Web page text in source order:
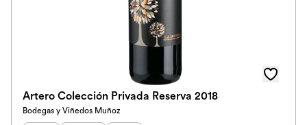
Artero Colección Privada Reserva 2018
Bodegas y Viñedos Muñoz